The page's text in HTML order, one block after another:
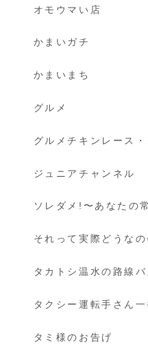
オモウマい店
かまいガチ
かまいまち
グルメ
グルメチキンレース
ジュニアチャンネル
ソレダメ!〜あなたの
それって実際どうなの
タカトシ温水の路線バ
タクシー運転手さん
タミ様のお告げ